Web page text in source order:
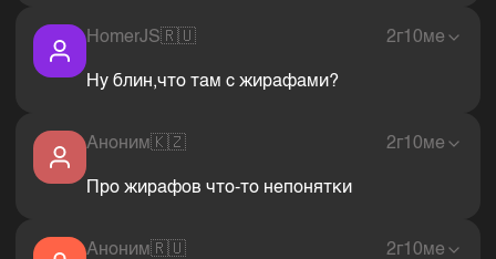
HomerJS🇷🇺 2г10ме
Ну блин,что там с жирафами?
Аноним🇰🇿 2г10ме
Про жирафов что-то непонятки
Аноним🇷🇺 2г10ме